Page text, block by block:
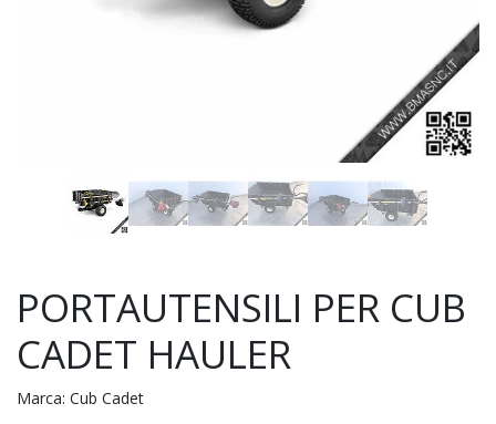
PORTAUTENSILI PER CUB
CADET HAULER
Marca: Cub Cadet